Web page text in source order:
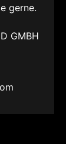
gerne.
GMBH